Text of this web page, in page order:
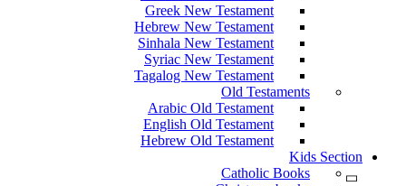
Greek New Testament
Hebrew New Testament
Sinhala New Testament
Syriac New Testament
Tagalog New Testament
Old Testaments
Arabic Old Testament
English Old Testament
Hebrew Old Testament
Kids Section
Catholic Books